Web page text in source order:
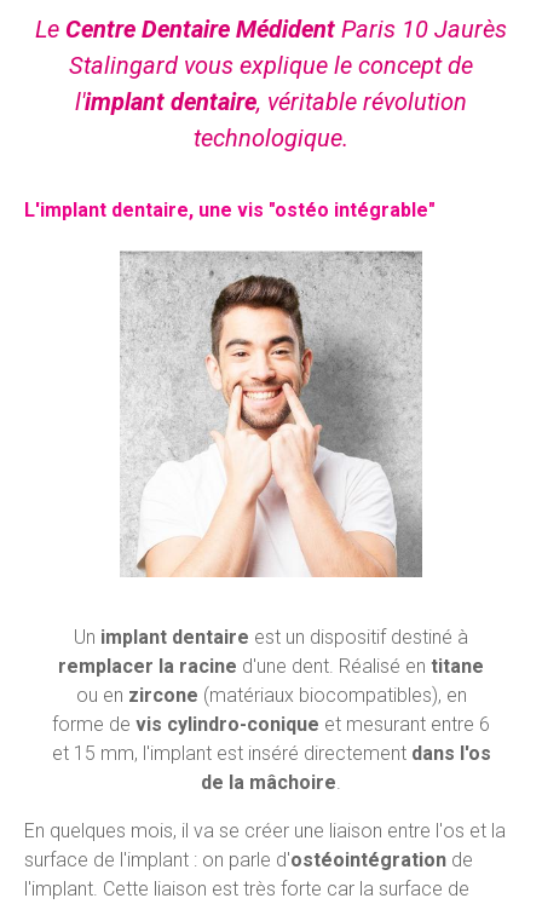
Le Centre Dentaire Médident Paris 10 Jaurès
Stalingard vous explique le concept de
l'implant dentaire, véritable révolution
technologique.
L'implant dentaire, une vis "ostéo intégrable"
Un implant dentaire est un dispositif destiné à
remplacer la racine d'une dent. Réalisé en titane
ou en zircone (matériaux biocompatibles), en
forme de vis cylindro-conique et mesurant entre 6
et 15 mm, l'implant est inséré directement dans l'os
de la mâchoire
En quelques mois, il va se créer une liaison entre l'os et la
surface de l'implant : on parle d'ostéointégration de
l'implant. Cette liaison est très forte car la surface de